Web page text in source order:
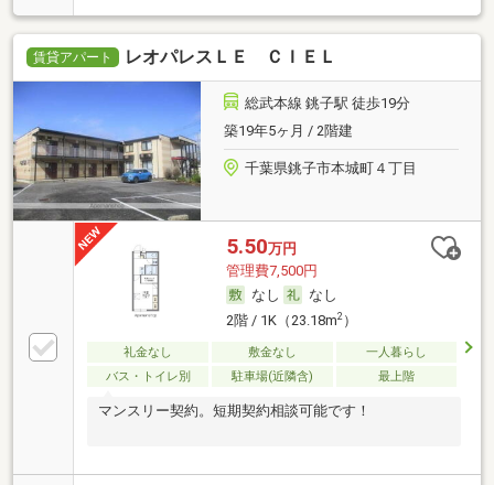
賃貸アパート レオパレスＬＥ ＣＩＥＬ
総武本線 銚子駅 徒歩19分
築19年5ヶ月 / 2階建
千葉県銚子市本城町４丁目
5.50万円
管理費7,500円
なし
なし
2階 / 1K（23.18m2）
礼金なし 敷金なし
一人暮らし
バス・トイレ別
駐車場(近隣含) 最上階
マンスリー契約。短期契約相談可能です！